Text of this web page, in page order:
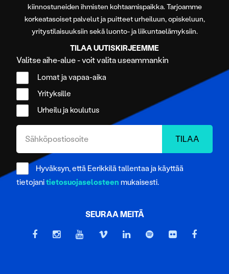
kiinnostuneiden ihmisten kohtaamispaikka. Tarjoamme
korkeatasoiset palvelut ja puitteet urheiluun, opiskeluun,
yritystilaisuuksiin sekä luonto- ja liikuntaelämyksiin.
TILAA UUTISKIRJEEMME
Valitse aihe-alue - voit valita useammankin
Lomat ja vapaa-aika
Yrityksille
Urheilu ja koulutus
Hyväksyn, että Eerikkilä tallentaa ja käyttää
tietojanitietosuojaselosteen mukaisesti.
SEURAA MEITÄ